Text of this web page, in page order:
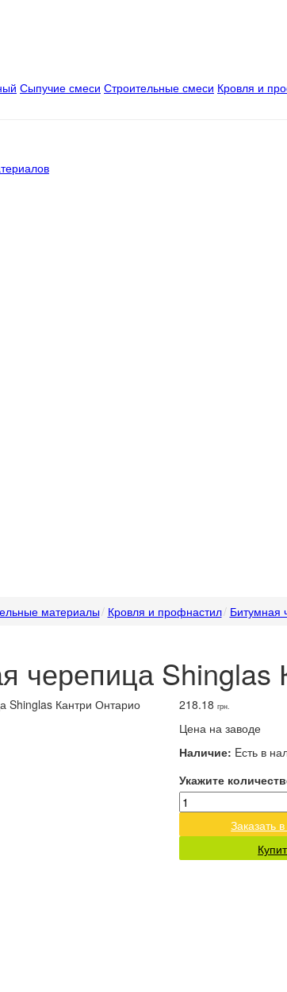
Сыпучие смеси Строительные смеси Кровля и
материалы Кровля и профнастил Битумная
черепица Shinglas
218.18грн.
Цена на заводе
Наличие: Eсть в
Укажите
Заказать